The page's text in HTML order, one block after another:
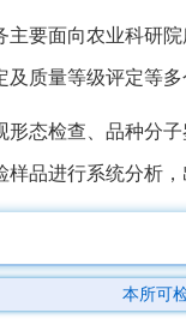
主要面向农业科研
及质量等级评定等
形态检查、品种分
样品进行系统分析
本所可